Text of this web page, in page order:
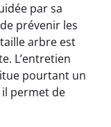
par sa
prévenir les
arbre est
L’entretien
pourtant un
il permet de